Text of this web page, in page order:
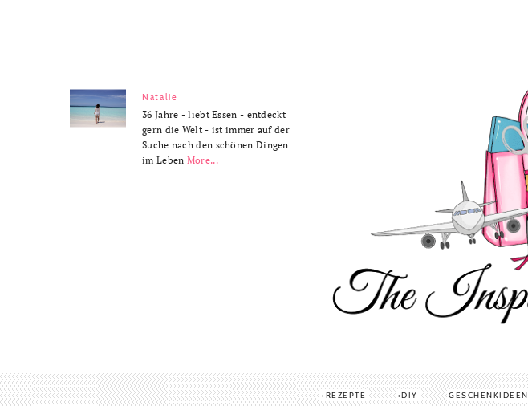
Natalie
36 Jahre - liebt Essen - entdeckt
gern die Welt - ist immer auf der
Suche nach den schönen Dingen
im Leben More...
REZEPTE DIY GESCHENKIDEEN